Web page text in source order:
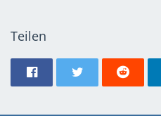
Teilen